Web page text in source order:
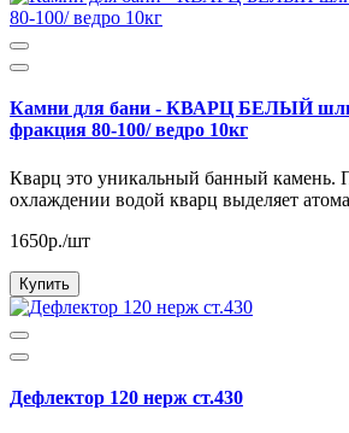
Камни для бани - КВАРЦ БЕЛЫЙ
фракция 80-100/ ведро 10кг
Кварц это уникальный банный камень.
охлаждении водой кварц выделяет
1650р./шт
Купить
Дефлектор 120 нерж ст.430